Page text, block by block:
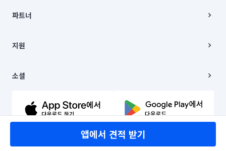
앱에서 견적 받기
주소 | 본사: 서울특별시 종로구 율곡로 6(중학동, 트윈트리빌딩) B동 5층
컨택센터 : 서울특별시 종로구 수송동 율곡로 24, 7층, 8층 미소
상품, 상품정보, 거래에 관한 의무와 책임은 거래당사자에게 있습니다.
언론 보도 관련 문의:
© 유한회사 미소. Miso, Inc. All Rights Reserved.
채용
파트너
이사
지원
이용약관
문의하기
소셜
유튜브